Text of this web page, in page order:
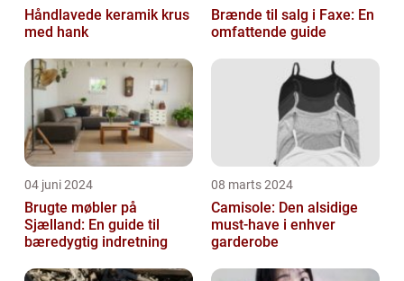
Håndlavede keramik krus
med hank
Brænde til salg i Faxe: En
omfattende guide
04 juni 2024
Brugte møbler på
Sjælland: En guide til
bæredygtig indretning
08 marts 2024
Camisole: Den alsidige
must-have i enhver
garderobe